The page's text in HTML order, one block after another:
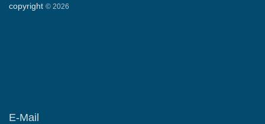
copyright © 2026
E-Mail